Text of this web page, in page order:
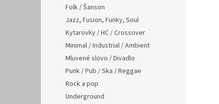
Folk / Šanson
Jazz, Fusion, Funky, Soul
Kytarovky / HC / Crossover
Minimal / Industrial / Ambient
Mluvené slovo / Divadlo
Punk / Pub / Ska / Reggae
Rock a pop
Underground